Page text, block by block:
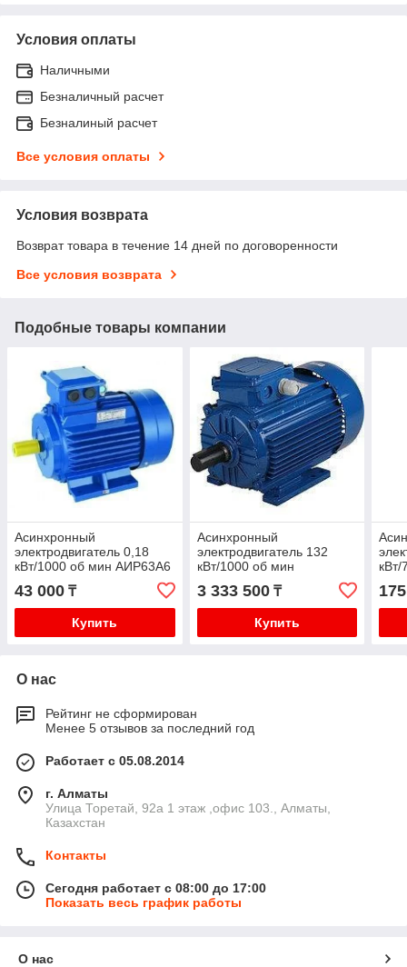
Условия оплаты
Наличными
Безналичный расчет
Безналиный расчет
Все условия оплаты
Условия возврата
Возврат товара в течение 14 дней по договоренности
Все условия возврата
Подобные товары компании
Асинхронный
электродвигатель 0,18
кВт/1000 об мин АИР63А6
43 000 ₸
Купить
Асинхронный
электродвигатель 132
кВт/1000 об мин
3 333 500₸
Купить
О нас
Рейтинг не сформирован
Менее 5 отзывов за последний год
Работает с 05.08.2014
г. Алматы
​Улица Торетай, 92а​ 1 этаж ,офис 103., Алматы,
Казахстан
Контакты
Сегодня работает с 08:00 до 17:00
Показать весь график работы
О нас